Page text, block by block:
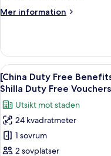
Room
Shilla
Duty
Free
Vouchers
(per
booking)
Mer information
Mer
Duty
Free
Benefits]
Standard
Room
+
Shilla
Duty
Öppna
alla
foton
för
[China
Duty
Free
6
[China Duty Free
Shilla Duty Free
Utsikt mot staden
24 kvadratmeter
1 sovrum
2 sovplatser